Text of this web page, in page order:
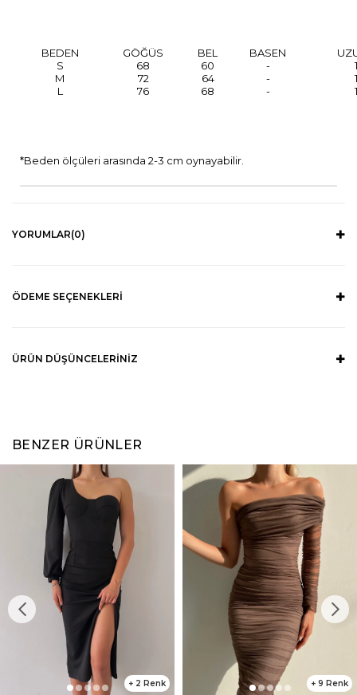
BEDEN GÖĞÜS BEL BASEN
S
68 60 -
M
72 64 -
L
76 68 -
*Beden ölçüleri arasında 2-3 cm oynayabilir.
YORUMLAR(0)
ÖDEME SEÇENEKLERI
ÜRÜN DÜŞÜNCELERINIZ
BENZER ÜRÜNLER
2 9